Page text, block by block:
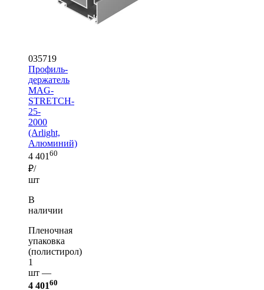
035719
Профиль-
держатель
MAG-
STRETCH-
25-
2000
(Arlight,
Алюминий)
4 401 60
₽/
шт
В
наличии
Пленочная
упаковка
(полистирол)
1
шт —
4 40160